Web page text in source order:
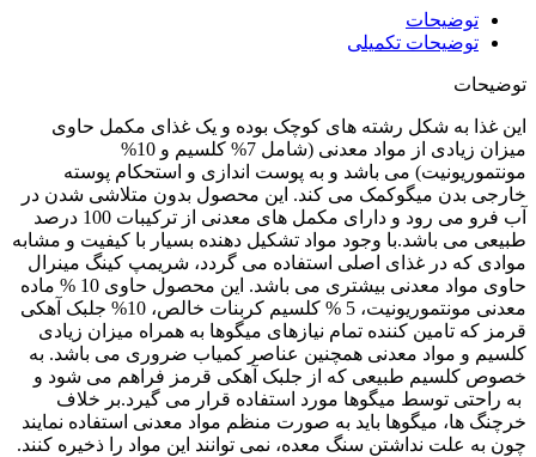
توضیحات
توضیحات تکمیلی
توضیحات
این غذا به شکل رشته های کوچک بوده و یک غذای مکمل حاوی
میزان زیادی از مواد معدنی (شامل 7% کلسیم و 10%
مونتموریونیت) می باشد و به پوست اندازی و استحکام پوسته
خارجی بدن میگوکمک می کند. این محصول بدون متلاشی شدن در
آب فرو می رود و دارای مکمل های معدنی از ترکیبات 100 درصد
طبیعی می باشد.با وجود مواد تشکیل دهنده بسیار با کیفیت و مشابه
موادی که در غذای اصلی استفاده می گردد، شریمپ کینگ مینرال
حاوی مواد معدنی بیشتری می باشد. این محصول حاوی 10 % ماده
معدنی مونتموریونیت، 5 % کلسیم کربنات خالص، 10% جلبک آهکی
قرمز که تامین کننده تمام نیازهای میگوها به همراه میزان زیادی
کلسیم و مواد معدنی همچنین عناصر کمیاب ضروری می باشد. به
خصوص کلسیم طبیعی که از جلبک آهکی قرمز فراهم می شود و
به راحتی توسط میگوها مورد استفاده قرار می گیرد.بر خلاف
خرچنگ ها، میگوها باید به صورت منظم مواد معدنی استفاده نمایند
چون به علت نداشتن سنگ معده، نمی توانند این مواد را ذخیره کنند.